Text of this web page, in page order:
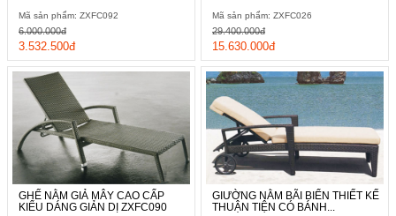
Mã sản phẩm: ZXFC092
3.532.500đ
6.000.000đ
Mã sản phẩm: ZXFC026
15.630.000đ
29.400.000đ
GHẾ NẰM GIẢ MÂY CAO CẤP
KIỂU DÁNG GIẢN DỊ ZXFC090
GIƯỜNG NẰM BÃI BIỂN THIẾT KẾ
THUẬN TIỆN CÓ BÁNH...